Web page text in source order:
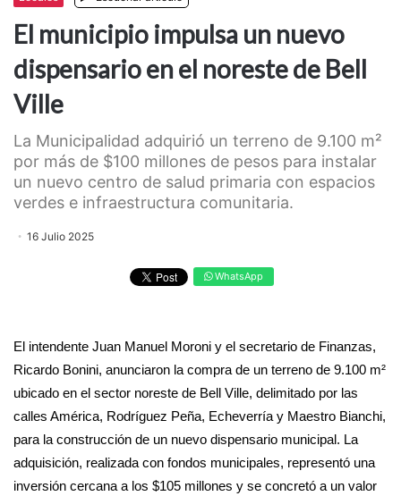
El municipio impulsa un nuevo
dispensario en el noreste de Bell
Ville
La Municipalidad adquirió un terreno de 9.100 m²
por más de $100 millones de pesos para instalar
un nuevo centro de salud primaria con espacios
verdes e infraestructura comunitaria.
16 Julio 2025
WhatsApp
El intendente Juan Manuel Moroni y el secretario de Finanzas,
Ricardo Bonini, anunciaron la compra de un terreno de 9.100 m²
ubicado en el sector noreste de Bell Ville, delimitado por las
calles América, Rodríguez Peña, Echeverría y Maestro Bianchi,
para la construcción de un nuevo dispensario municipal. La
adquisición, realizada con fondos municipales, representó una
inversión cercana a los $105 millones y se concretó a un valor